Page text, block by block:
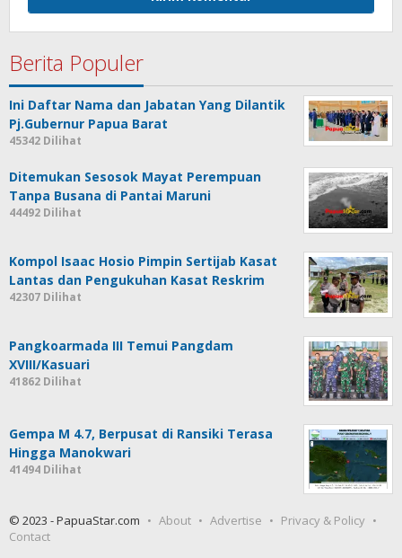
Berita Populer
Ini Daftar Nama dan Jabatan Yang Dilantik
Pj.Gubernur Papua Barat
45342 Dilihat
Ditemukan Sesosok Mayat Perempuan
Tanpa Busana di Pantai Maruni
44492 Dilihat
Kompol Isaac Hosio Pimpin Sertijab Kasat
Lantas dan Pengukuhan Kasat Reskrim
42307 Dilihat
Pangkoarmada III Temui Pangdam
XVIII/Kasuari
41862 Dilihat
Gempa M 4.7, Berpusat di Ransiki Terasa
Hingga Manokwari
41494 Dilihat
© 2023 - PapuaStar.com About Advertise
Privacy & Policy
Contact